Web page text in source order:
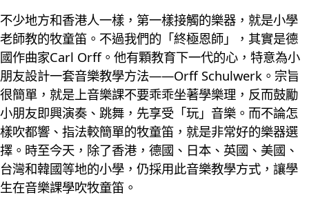
不少地方和香港人一樣，第一樣接觸的樂器，就是小學
老師教的牧童笛。不過我們的「終極恩師」，其實是德
國作曲家Carl Orff。他有顆教育下一代的心，特意為小
朋友設計一套音樂教學方法——Orff Schulwerk。宗旨
很簡單，就是上音樂課不要乖乖坐著學樂理，反而鼓勵
小朋友即興演奏、跳舞，先享受「玩」音樂。而不論怎
樣吹都響、指法較簡單的牧童笛，就是非常好的樂器選
擇。時至今天，除了香港，德國、日本、英國、美國、
台灣和韓國等地的小學，仍採用此音樂教學方式，讓學
生在音樂課學吹牧童笛。